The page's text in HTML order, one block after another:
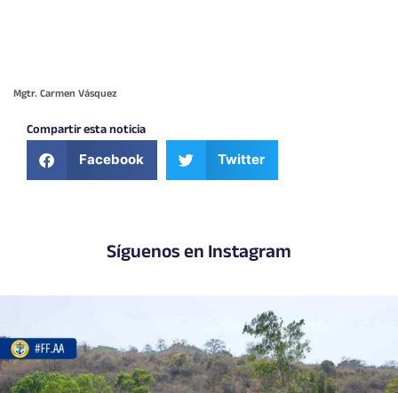
Mgtr. Carmen Vásquez
Compartir esta noticia
Facebook Twitter
Síguenos en Instagram